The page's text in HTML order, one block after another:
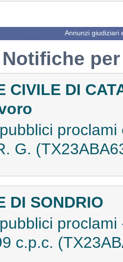
Annunzi giudiziari
Notifiche
CIVILE DI
G.
DI SONDRIO
c.p.c.